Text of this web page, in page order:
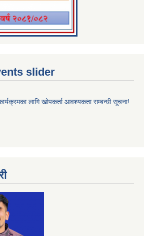
slider
लागि खोपकर्ता आवश्यकता सम्बन्धी सूचना!